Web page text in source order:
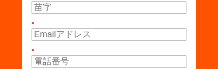
*
*